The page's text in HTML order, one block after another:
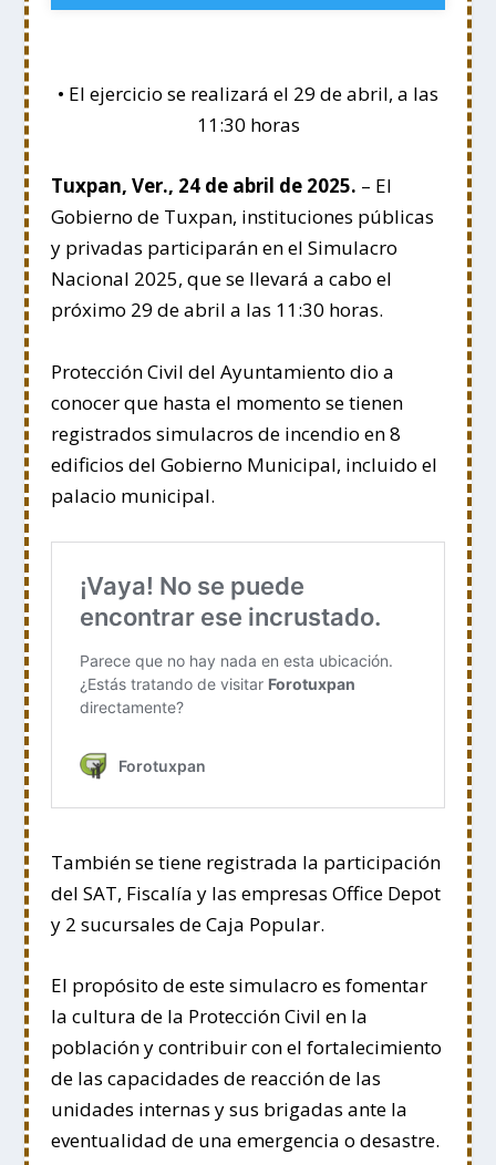
• El ejercicio se realizará el 29 de abril, a las
11:30 horas
Tuxpan, Ver., 24 de abril de 2025. – El
Gobierno de Tuxpan, instituciones públicas
y privadas participarán en el Simulacro
Nacional 2025, que se llevará a cabo el
próximo 29 de abril a las 11:30 horas.
Protección Civil del Ayuntamiento dio a
conocer que hasta el momento se tienen
registrados simulacros de incendio en 8
edificios del Gobierno Municipal, incluido el
palacio municipal.
También se tiene registrada la participación
del SAT, Fiscalía y las empresas Office Depot
y 2 sucursales de Caja Popular.
El propósito de este simulacro es fomentar
la cultura de la Protección Civil en la
población y contribuir con el fortalecimiento
de las capacidades de reacción de las
unidades internas y sus brigadas ante la
eventualidad de una emergencia o desastre.